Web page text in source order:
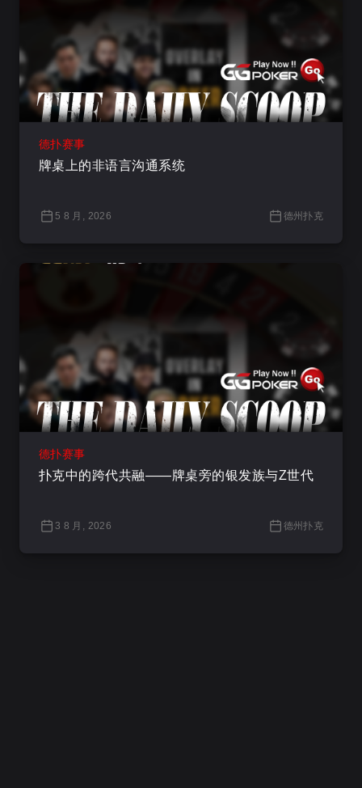
德扑赛事
牌桌上的非语言沟通系统
5 8 月, 2026 德州扑克
德扑赛事
扑克中的跨代共融——牌桌旁的银发族与Z世代
3 8 月, 2026 德州扑克